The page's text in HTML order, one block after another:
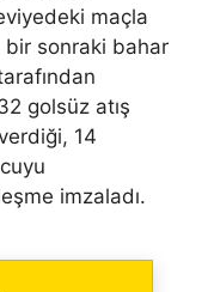
maçla
bir sonraki bahar
golsüz atış
14
imzaladı.